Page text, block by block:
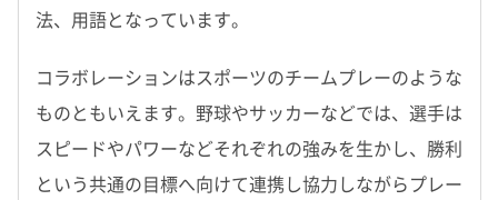
法、用語となっています。
コラボレーションはスポーツのチームプレーのような
ものともいえます。野球やサッカーなどでは、選手は
スピードやパワーなどそれぞれの強みを生かし、勝利
という共通の目標へ向けて連携し協力しながらプレー